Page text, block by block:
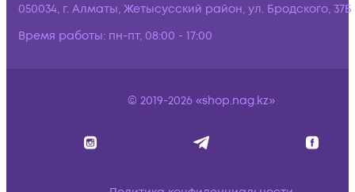
050034, г. Алматы, Жетысусский район, ул. Бродского, 37Б
Время работы: пн-пт, 08:00 - 17:00
© 2019-2026 «shop.nag.kz»